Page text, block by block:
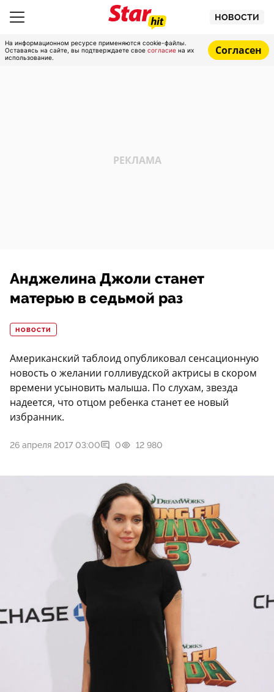
НОВОСТИ
На информационном ресурсе применяются cookie-файлы.
Оставаясь на сайте, вы подтверждаете свое согласие на их
использование.
Согласен
Анджелина Джоли станет
матерью в седьмой раз
НОВОСТИ
Американский таблоид опубликовал сенсационную
новость о желании голливудской актрисы в скором
времени усыновить малыша. По слухам, звезда
надеется, что отцом ребенка станет ее новый
избранник.
26 апреля 2017 03:00 0 12 980